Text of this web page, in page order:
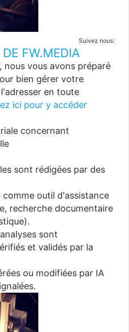
Suivez nous:
FW.MEDIA
nous vous avons préparé
bien gérer votre
en toute
ici pour y accéder
concernant
sont rédigées par des
comme outil d'assistance
recherche documentaire
sont
et validés par la
ou modifiées par IA